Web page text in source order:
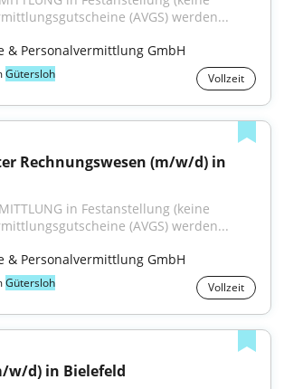
(AVGS) werden...
& Personalvermittlung GmbH
Gütersloh Vollzeit
Rechnungswesen (m/w/d) in
in Festanstellung (keine
(AVGS) werden...
& Personalvermittlung GmbH
Gütersloh Vollzeit
w/d) in Bielefeld